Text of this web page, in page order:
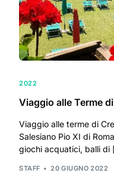
2022
Viaggio alle Terme
Viaggio alle terme di
Salesiano Pio XI di
giochi acquatici, balli di
STAFF 20 GIUGNO 2022